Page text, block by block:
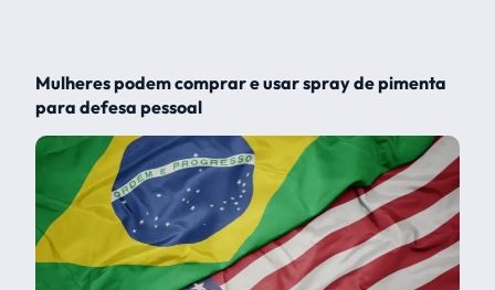
Mulheres podem comprar e usar spray de pimenta
para defesa pessoal